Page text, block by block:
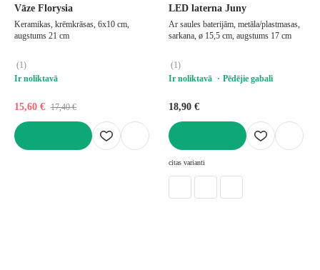
Vāze Florysia
Keramikas, krēmkrāsas, 6x10 cm,
augstums 21 cm
(1)
Ir noliktavā
15,60 € 17,40 €
LED laterna Juny
Ar saules baterijām, metāla/plastmasas,
sarkana, ø 15,5 cm, augstums 17 cm
(1)
Ir noliktavā
Pēdējie gabali
18,90 €
citas varianti